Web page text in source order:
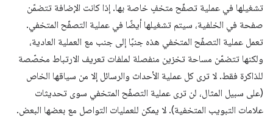
تشغيلها في عملية تصفّح متخفٍ خاصة بها. إذا كانت الإضافة تتضمّن
صفحة في الخلفية، سيتم تشغيلها أيضًا في عملية التصفّح المتخفي.
تعمل عملية التصفّح المتخفي هذه جنبًا إلى جنب مع العملية العادية،
ولكنها تتضمّن مساحة تخزين منفصلة لملفات تعريف الارتباط مخصّصة
للذاكرة فقط. لا ترى كل عملية الأحداث والرسائل إلا من سياقها الخاص
(على سبيل المثال، لن ترى عملية التصفّح المتخفي سوى تحديثات
علامات التبويب المتخفية). لا يمكن للعمليات التواصل مع بعضها البعض.